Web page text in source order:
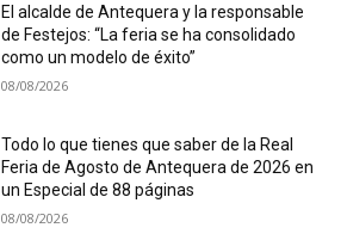
El alcalde de Antequera y la responsable
de Festejos: “La feria se ha consolidado
como un modelo de éxito”
08/08/2026
Todo lo que tienes que saber de la Real
Feria de Agosto de Antequera de 2026 en
un Especial de 88 páginas
08/08/2026